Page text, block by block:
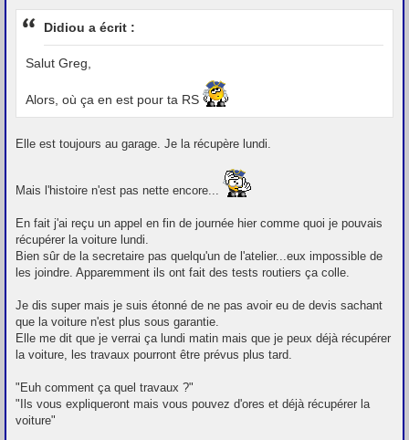
e
s
g
e
Didiou a écrit :
Salut Greg,
Alors, où ça en est pour ta RS
Elle est toujours au garage. Je la récupère lundi.
Mais l'histoire n'est pas nette encore...
En fait j'ai reçu un appel en fin de journée hier comme quoi je pouvais
récupérer la voiture lundi.
Bien sûr de la secretaire pas quelqu'un de l'atelier...eux impossible de
les joindre. Apparemment ils ont fait des tests routiers ça colle.
Je dis super mais je suis étonné de ne pas avoir eu de devis sachant
que la voiture n'est plus sous garantie.
Elle me dit que je verrai ça lundi matin mais que je peux déjà récupérer
la voiture, les travaux pourront être prévus plus tard.
"Euh comment ça quel travaux ?"
"Ils vous expliqueront mais vous pouvez d'ores et déjà récupérer la
voiture"